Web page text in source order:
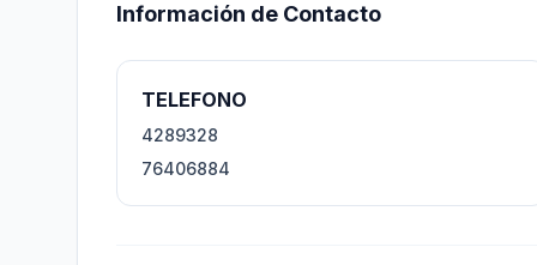
Información de Contacto
TELEFONO
4289328
76406884